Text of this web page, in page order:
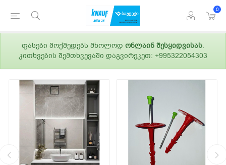
0
ფასები მოქმედებს მხოლოდ ონლაინ შესყიდვისას.
კითხვების შემთხვევაში დაგვირეკეთ: +995322054303